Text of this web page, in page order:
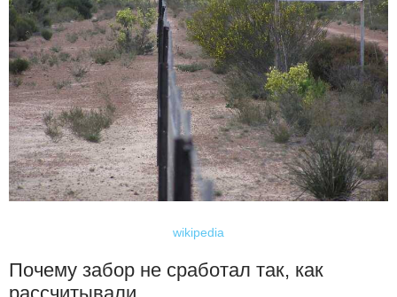
wikipedia
Почему забор не сработал так, как